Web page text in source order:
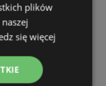
plików
się więcej